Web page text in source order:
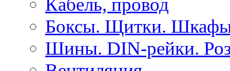
Кабель, провод
Боксы. Щитки.
Шины. DIN-рейки.